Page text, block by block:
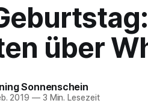
über
Sonnenschein
2019 —3 Min. Lesezeit